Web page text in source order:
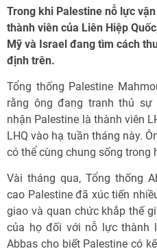
Trong khi Palestine nỗ lực
thành viên của Liên Hiệp
Mỹ và Israel đang tìm cách
định trên.
Tổng thống Palestine
rằng ông đang tranh thủ
nhận Palestine là thành viên
LHQ vào hạ tuần tháng này.
có thể cùng chung sống trong
Vài tháng qua, Tổng thống
cao Palestine đã xúc tiến
giao và quan chức khắp thế
của họ đối với nỗ lực thành
Abbas cho biết Palestine có